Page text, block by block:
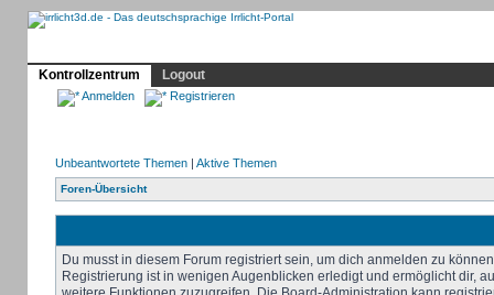
Kontrollzentrum
Logout
Anmelden Registrieren
Unbeantwortete Themen| Aktive Themen
Foren-Übersicht
Du musst in diesem Forum registriert sein, um dich anmelden zu
Registrierung ist in wenigen Augenblicken erledigt und ermöglicht dir,